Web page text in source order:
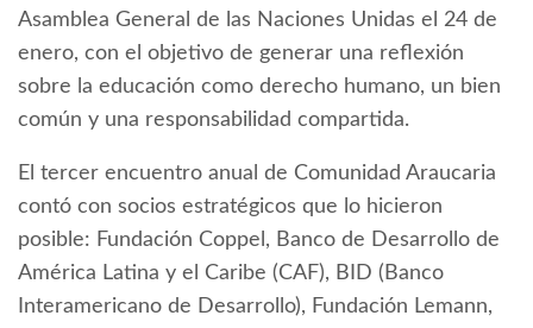
Asamblea General de las Naciones Unidas el 24 de
enero, con el objetivo de generar una reflexión
sobre la educación como derecho humano, un bien
común y una responsabilidad compartida.
El tercer encuentro anual de Comunidad Araucaria
contó con socios estratégicos que lo hicieron
posible: Fundación Coppel, Banco de Desarrollo de
América Latina y el Caribe (CAF), BID (Banco
Interamericano de Desarrollo), Fundación Lemann,